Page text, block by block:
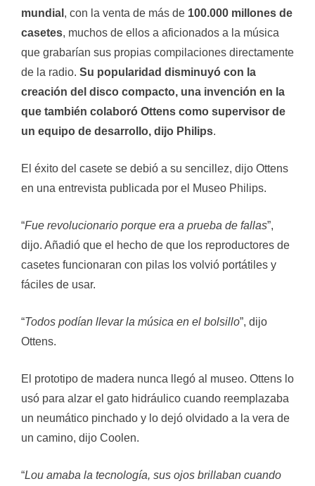
mundial , con la venta de más de 100.000 millones de
casetes, muchos de ellos a aficionados a la música
que grabarían sus propias compilaciones directamente
de la radio. Su popularidad disminuyó con la
creación del disco compacto, una invención en la
que también colaboró Ottens como supervisor de
un equipo de desarrollo, dijo Philips.
El éxito del casete se debió a su sencillez, dijo Ottens
en una entrevista publicada por el Museo Philips.
“Fue revolucionario porque era a prueba de fallas”,
dijo. Añadió que el hecho de que los reproductores de
casetes funcionaran con pilas los volvió portátiles y
fáciles de usar.
“Todos podían llevar la música en el bolsillo”, dijo
Ottens.
El prototipo de madera nunca llegó al museo. Ottens lo
usó para alzar el gato hidráulico cuando reemplazaba
un neumático pinchado y lo dejó olvidado a la vera de
un camino, dijo Coolen.
“Lou amaba la tecnología, sus ojos brillaban cuando